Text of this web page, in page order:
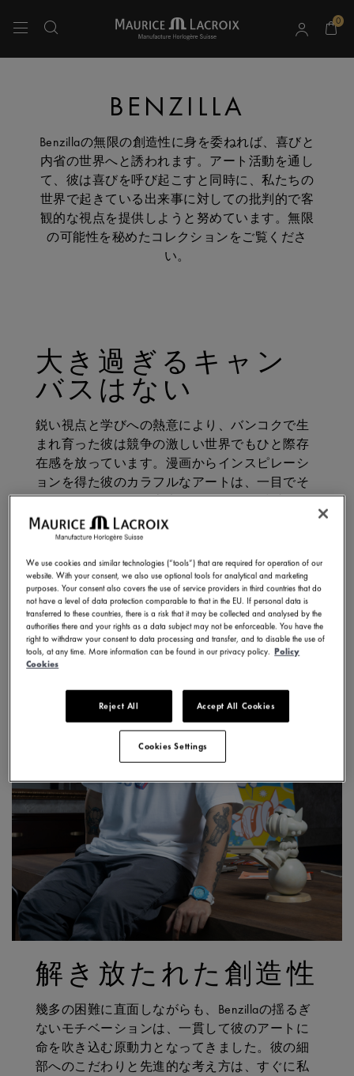
0
BENZILLA
Benzillaの無限の創造性に身を委ねれば、喜びと
内省の世界へと誘われます。アート活動を通し
て、彼は喜びを呼び起こすと同時に、私たちの
世界で起きている出来事に対しての批判的で客
観的な視点を提供しようと努めています。無限
の可能性を秘めたコレクションをご覧くださ
い。
大き過ぎるキャン
バスはない
鋭い視点と学びへの熱意により、バンコクで生
まれ育った彼は競争の激しい世界でもひと際存
在感を放っています。漫画からインスピレーシ
ョンを得た彼のカラフルなアートは、一目でそ
れとわかる三つ目の宇宙人、LOOOKを中心に展
開されます。ストリートの壁からギャラリーの
魅惑的なキャンバスまで、Benzillaの作品はカラ
フルな世界へと誘い、私たちを微笑ませ、考え
させることを目的としています。
解き放たれた創造性
幾多の困難に直面しながらも、Benzillaの揺るぎ
ないモチベーションは、一貫して彼のアートに
命を吹き込む原動力となってきました。彼の細
部へのこだわりと先進的な考え方は、すぐに私
We use cookies and similar technologies (“tools”) that are required for operation of our
website. With your consent, we also use optional tools for analytical and marketing
purposes. Your consent also covers the use of service providers in third countries that do
not have a level of data protection comparable to that in the EU. If personal data is
transferred to these countries, there is a risk that it may be collected and analysed by the
authorities there and your rights as a data subject may not be enforceable. You have the
right to withdraw your consent to data processing and transfer, and to disable the use of
tools, at any time. More information can be found in our privacy policy. Policy
Cookies
Reject All Accept All Cookies
Cookies Settings